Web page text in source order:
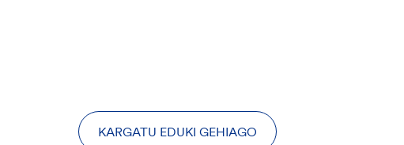
KARGATU EDUKI GEHIAGO